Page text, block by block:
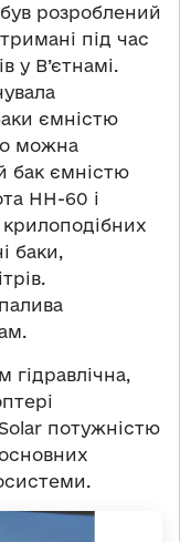
розроблений
під час
у В’єтнамі.
ємністю
можна
бак ємністю
НН-60 і
баки,
гідравлічна,
потужністю